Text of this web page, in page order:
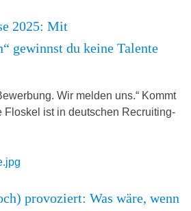
2025: Mit
gewinnst du keine Talente
Wir melden uns.“ Kommt
Floskel ist in deutschen Recruiting-
provoziert: Was wäre, wenn